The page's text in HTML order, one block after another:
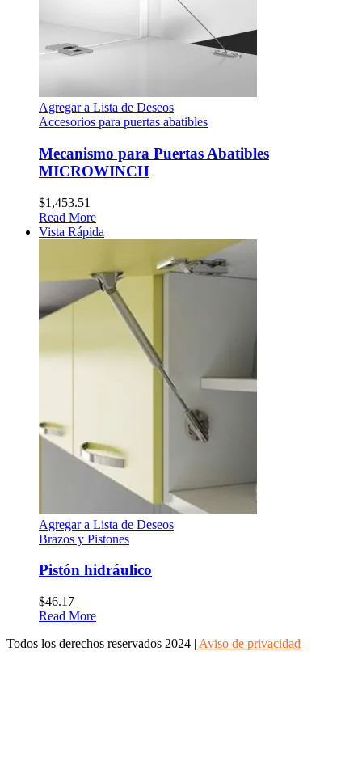
Agregar a Lista de Deseos
Accesorios para puertas abatibles
Mecanismo para Puertas Abatibles
MICROWINCH
$1,453.51
Read More
Vista Rápida
Agregar a Lista de Deseos
Brazos y Pistones
Pistón hidráulico
$46.17
Read More
Todos los derechos reservados 2024 | Aviso de privacidad